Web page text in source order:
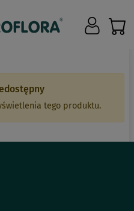
tego produktu.